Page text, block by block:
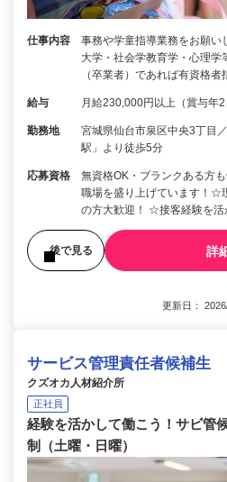
仕事内容
事務や学童指導業務をお願い
大学・社会学教育学・心理学
（卒業者）であれば有資格
給与 月給230,000円以上（賞与年2
勤務地
宮城県仙台市泉区中央3丁目
駅」より徒歩5分
応募資格
無資格OK・ブランクある方
職場を盛り上げています！☆
の方大歓迎！ ☆接客経験を
後で見る 詳
更新日：
サービス管理責任者候補生
クズオカ人材紹介所
正社員
経験を活かして働こう！サビ管
制（土曜・日曜）